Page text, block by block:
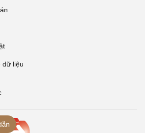
dữ liệu